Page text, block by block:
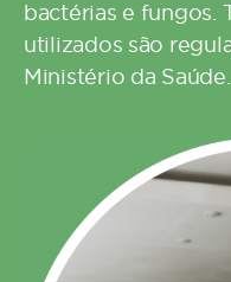
bactérias e fungos.
utilizados são
Ministério da Saúde.